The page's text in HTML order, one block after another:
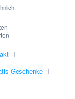
Geschenke